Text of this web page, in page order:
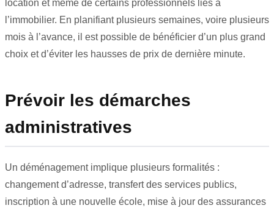
location et même de certains professionnels liés à
l’immobilier. En planifiant plusieurs semaines, voire plusieurs
mois à l’avance, il est possible de bénéficier d’un plus grand
choix et d’éviter les hausses de prix de dernière minute.
Prévoir les démarches
administratives
Un déménagement implique plusieurs formalités :
changement d’adresse, transfert des services publics,
inscription à une nouvelle école, mise à jour des assurances